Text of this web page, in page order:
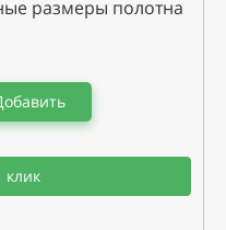
размеры полотна
клик